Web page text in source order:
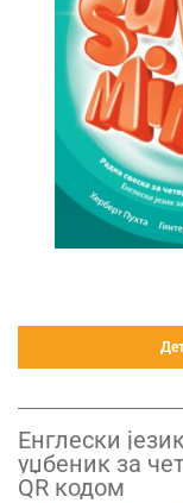
Енглески
уџбеник за
QR кодом